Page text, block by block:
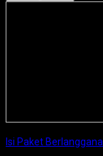
Isi Paket